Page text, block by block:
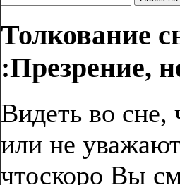
Толкование
:Презрение,
Видеть во сне,
или не
чтоскоро Вы